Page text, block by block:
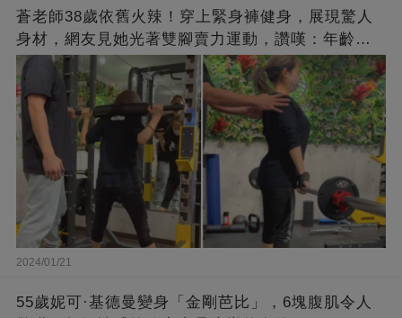
蒼老師38歲依舊火辣！穿上緊身褲健身，展現驚人
身材，網友見她光著雙腳賣力運動，讚嘆：年齡不
過是個數字！
2024/01/21
55歲妮可·基德曼變身「金剛芭比」，6塊腹肌令人